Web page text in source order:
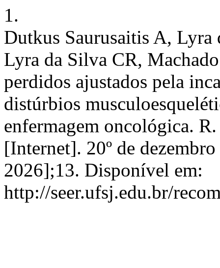
1.
Dutkus Saurusaitis A,
Lyra da Silva CR,
perdidos ajustados pela
distúrbios
enfermagem oncológica.
[Internet]. 20º de
2026];13. Disponível em:
http://seer.ufsj.edu.br/